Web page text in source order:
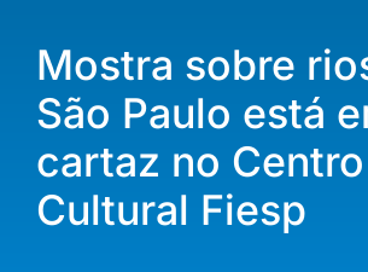
Mostra sobre
São Paulo está
cartaz no Centro
Cultural Fiesp